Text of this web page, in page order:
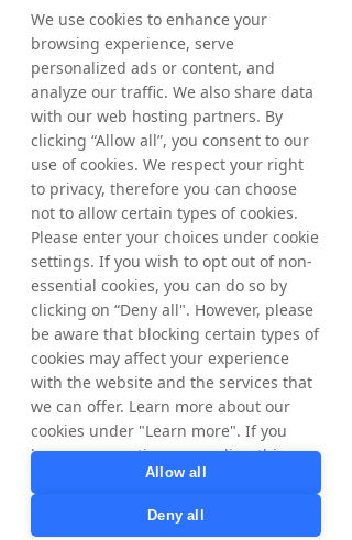
Einführung von TD Ventures sind integraler
Bestandteil unserer Strategie, einen
breiteren digitalen Markt anzusprechen.
Wir machen gute Fortschritte bei unserer
kontinuierlichen Arbeit, Tradedoubler
wieder auf die Erfolgsspur des profitablen
Wachstums zu bringen.“
Andere
Tradedoubler veröffentlicht die hier
bereitgestellten Informationen gemäß dem
schwedischen Wertpapiermarktgesetz. Die
Informationen wurden am 3. Mai 2016 um
08:00 Uhr MEZ zur Veröffentlichung
freigegeben. Zahlenangaben in Klammern
beziehen sich auf die entsprechenden
Zeiträume im Jahr 2015, sofern nicht anders
angegeben. Rundungsdifferenzen können
auftreten.
We use cookies to enhance your
browsing experience, serve
personalized ads or content, and
analyze our traffic. We also share data
with our web hosting partners. By
clicking “Allow all”, you consent to our
use of cookies. We respect your right
to privacy, therefore you can choose
not to allow certain types of cookies.
Please enter your choices under cookie
settings. If you wish to opt out of non-
essential cookies, you can do so by
clicking on “Deny all". However, please
be aware that blocking certain types of
cookies may affect your experience
with the website and the services that
we can offer. Learn more about our
cookies under "Learn more". If you
have any questions regarding this,
privacy@tradedoubler.com
dpo@tradedoubler.com
Allow all
Deny all